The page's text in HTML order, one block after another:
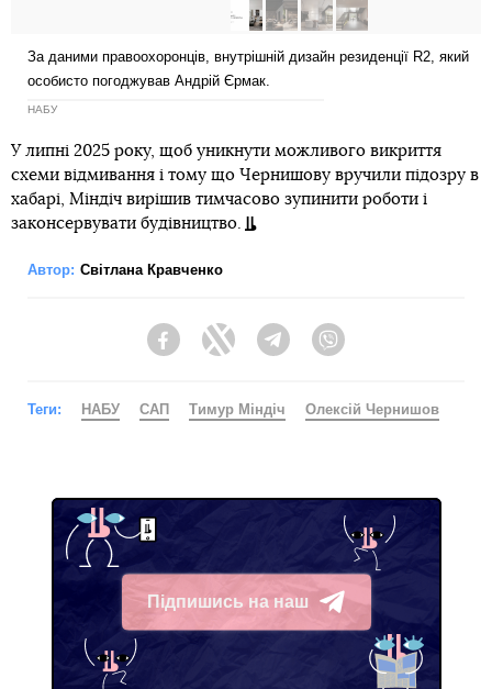
За даними правоохоронців, внутрішній дизайн резиденції R2, який
особисто погоджував Андрій Єрмак.
НАБУ
У липні 2025 року, щоб уникнути можливого викриття
схеми відмивання і тому що Чернишову вручили підозру в
хабарі, Міндіч вирішив тимчасово зупинити роботи і
законсервувати будівництво.
Автор: Світлана Кравченко
FacebookTwitter Telegram
Теги: НАБУ САП Тимур Міндіч Олексій Чернишов
Підпишись на наш
Telegram